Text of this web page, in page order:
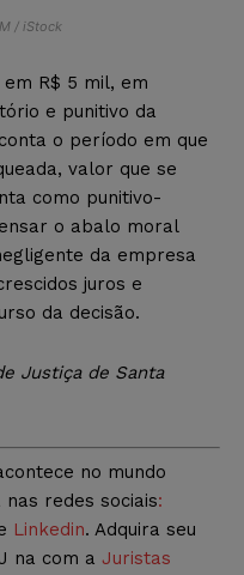
/ iStock
R$ 5 mil, em
e punitivo da
o período em que
valor que se
como punitivo-
o abalo moral
da empresa
juros e
da decisão.
Justiça de Santa
no mundo
nas redes sociais:
Linkedin. Adquira seu
na com a Juristas